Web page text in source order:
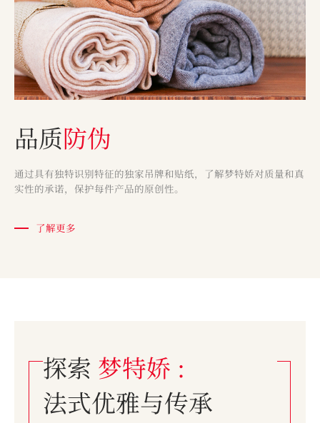
品质防伪
通过具有独特识别特征的独家吊牌和贴纸，了解梦特娇对质量和真
实性的承诺，保护每件产品的原创性。
了解更多
探索 梦特娇 :
法式优雅与传承